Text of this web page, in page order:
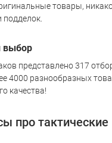
товары,
подделок.
выбор
представлено 317
4000 разнообразных
качества!
про тактические